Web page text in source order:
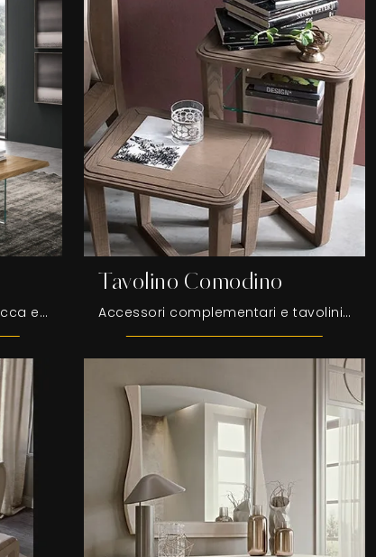
Tavolino Cleo di Maronese: clicca e ottieni informazioni sui Complementi e tavolini moderni in legno del noto e rinomato marchio!
Tavolino Comodino
Accessori complementari e tavolini Fasolin: scopri come arricchire i tuoi interni moderni con il modello Tavolino Comodino.